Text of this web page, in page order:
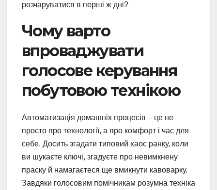
розчаруватися в перші ж дні?
Чому варто
впроваджувати
голосове керування
побутовою технікою
Автоматизація домашніх процесів – це не
просто про технології, а про комфорт і час для
себе. Досить згадати типовий хаос ранку, коли
ви шукаєте ключі, згадуєте про невимкнену
праску й намагаєтеся ще вмикнути кавоварку.
Завдяки голосовим помічникам розумна техніка